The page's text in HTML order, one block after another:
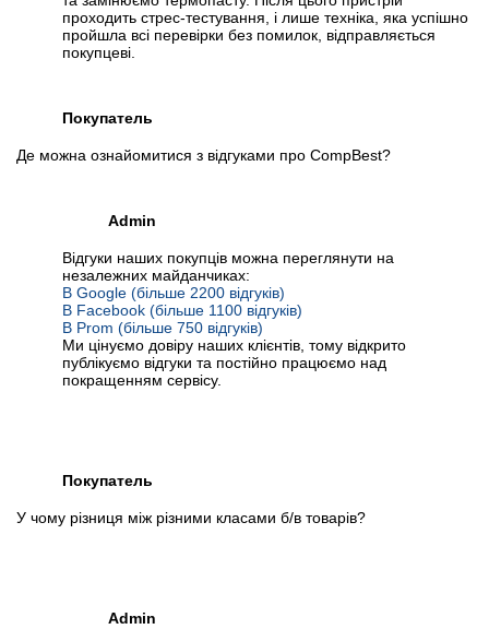
проходить стрес-тестування, і лише техніка, яка успішно
пройшла всі перевірки без помилок, відправляється
покупцеві.
Покупатель
Де можна ознайомитися з відгуками про CompBest?
Admin
Відгуки наших покупців можна переглянути на
незалежних майданчиках:
В Google (більше 2200 відгуків)
В Facebook (більше 1100 відгуків)
В Prom (більше 750 відгуків)
Ми цінуємо довіру наших клієнтів, тому відкрито
публікуємо відгуки та постійно працюємо над
покращенням сервісу.
Покупатель
У чому різниця між різними класами б/в товарів?
Admin